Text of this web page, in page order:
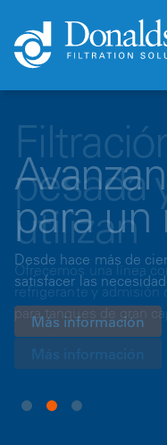
pesada
utilizan
Ofrecemos una línea
refrigerante y admisión
para tanques de gran
Más información